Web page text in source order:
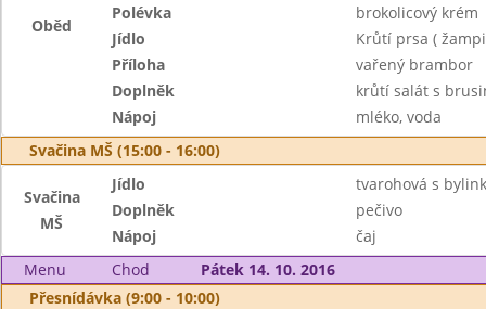
Oběd
Polévka
brokolicový krém
Jídlo
Krůtí prsa (
Příloha
vařený brambor
Doplněk
krůtí salát s
Nápoj
mléko, voda
Svačina MŠ (15:00 - 16:00)
Svačina
MŠ
Jídlo
tvarohová s
Doplněk
pečivo
Nápoj
čaj
Menu
Chod
Pátek 14. 10. 2016
Přesnídávka (9:00 - 10:00)